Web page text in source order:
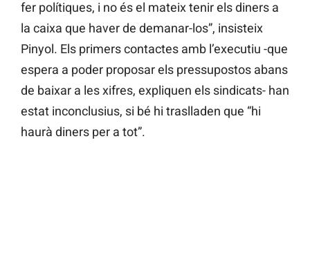
fer polítiques, i no és el mateix tenir els diners a
la caixa que haver de demanar-los”, insisteix
Pinyol. Els primers contactes amb l’executiu -que
espera a poder proposar els pressupostos abans
de baixar a les xifres, expliquen els sindicats- han
estat inconclusius, si bé hi traslladen que “hi
haurà diners per a tot”.